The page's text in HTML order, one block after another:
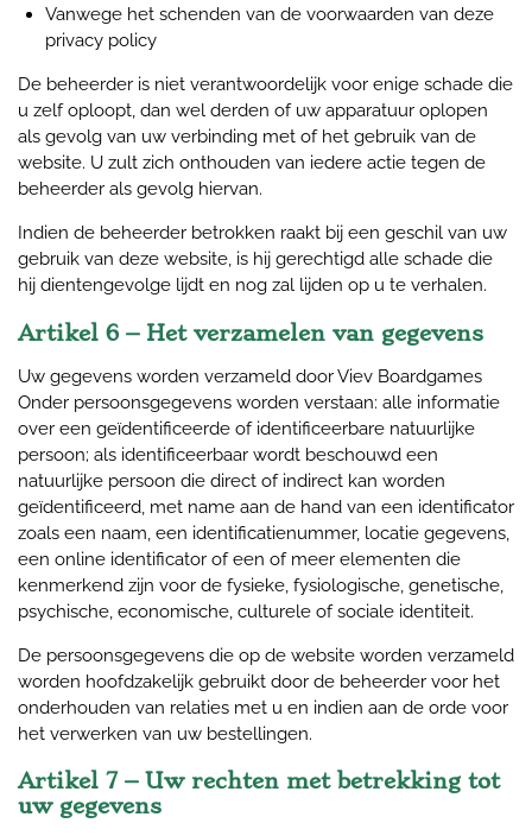
Vanwege het schenden van de voorwaarden van deze
privacy policy
De beheerder is niet verantwoordelijk voor enige schade die
u zelf oploopt, dan wel derden of uw apparatuur oplopen
als gevolg van uw verbinding met of het gebruik van de
website. U zult zich onthouden van iedere actie tegen de
beheerder als gevolg hiervan.
Indien de beheerder betrokken raakt bij een geschil van uw
gebruik van deze website, is hij gerechtigd alle schade die
hij dientengevolge lijdt en nog zal lijden op u te verhalen.
Artikel 6 – Het verzamelen van gegevens
Uw gegevens worden verzameld door Viev Boardgames
Onder persoonsgegevens worden verstaan: alle informatie
over een geïdentificeerde of identificeerbare natuurlijke
persoon; als identificeerbaar wordt beschouwd een
natuurlijke persoon die direct of indirect kan worden
geïdentificeerd, met name aan de hand van een identificator
zoals een naam, een identificatienummer, locatie gegevens,
een online identificator of een of meer elementen die
kenmerkend zijn voor de fysieke, fysiologische, genetische,
psychische, economische, culturele of sociale identiteit.
De persoonsgegevens die op de website worden verzameld
worden hoofdzakelijk gebruikt door de beheerder voor het
onderhouden van relaties met u en indien aan de orde voor
het verwerken van uw bestellingen.
Artikel 7 – Uw rechten met betrekking tot
uw gegevens